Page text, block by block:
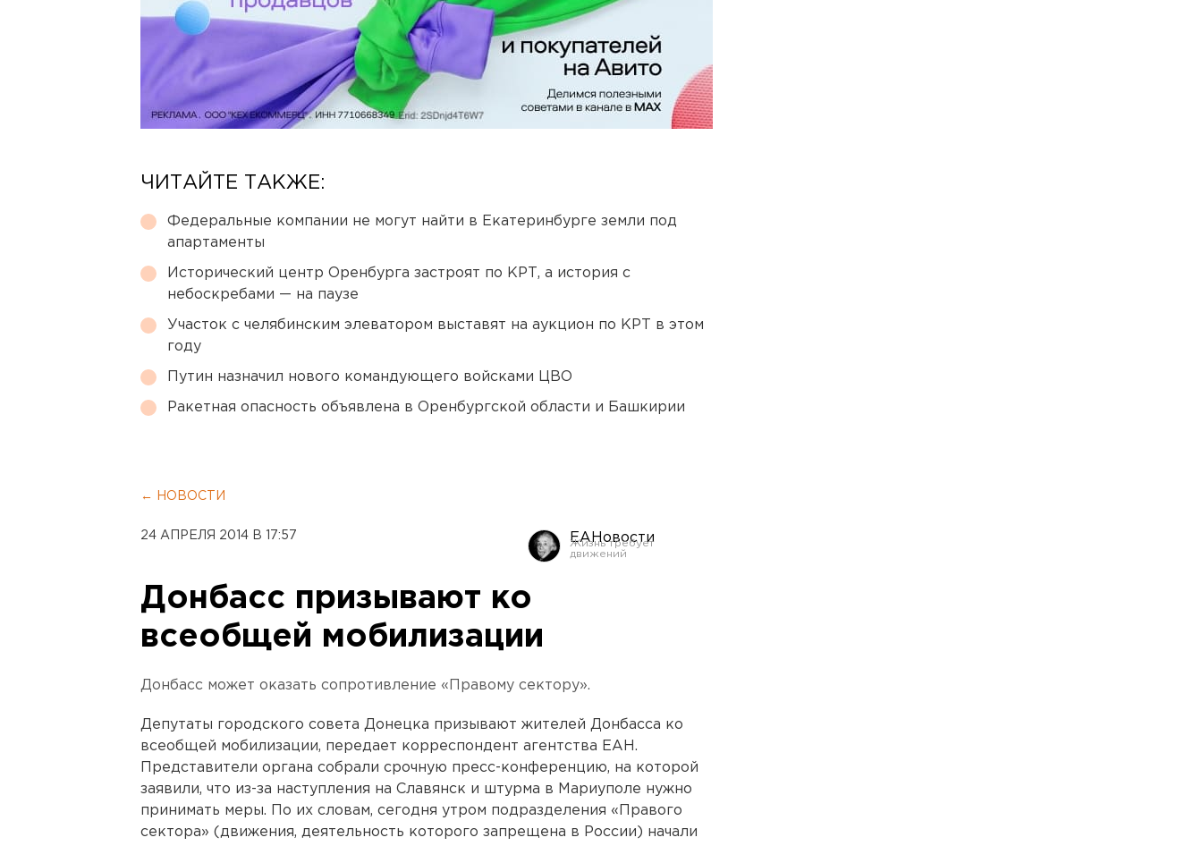
ЧИТАЙТЕ ТАКЖЕ:
Федеральные компании не могут найти в Екатеринбурге земли под
апартаменты
Исторический центр Оренбурга застроят по КРТ, а история с
небоскребами — на паузе
Участок с челябинским элеватором выставят на аукцион по КРТ в этом
году
Путин назначил нового командующего войсками ЦВО
Ракетная опасность объявлена в Оренбургской области и Башкирии
← НОВОСТИ
24 АПРЕЛЯ 2014 В 17:57 ЕАНовости
Донбасс призывают ко
всеобщей мобилизации
Донбасс может оказать сопротивление «Правому сектору».
Депутаты городского совета Донецка призывают жителей Донбасса ко
всеобщей мобилизации, передает корреспондент агентства ЕАН.
Представители органа собрали срочную пресс-конференцию, на которой
заявили, что из-за наступления на Славянск и штурма в Мариуполе нужно
принимать меры. По их словам, сегодня утром подразделения «Правого
сектора» (движения, деятельность которого запрещена в России) начали